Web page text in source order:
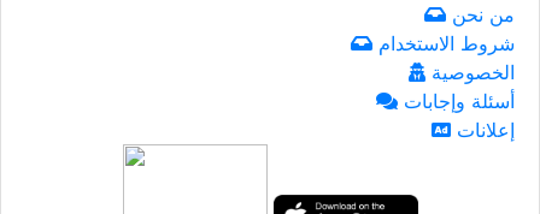
من نحن
شروط الاستخدام
الخصوصية
أسئلة وإجابات
إعلانات